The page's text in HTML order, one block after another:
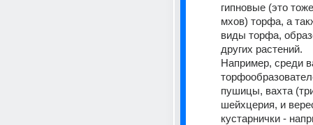
гипновые (это
мхов) торфа, а
виды торфа,
других растений.
Например, среди
пушицы, вахта
шейхцерия, и
кустарнички -